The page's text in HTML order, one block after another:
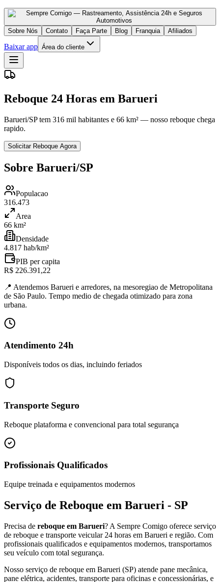
Sobre Nós Contato Faça Parte Blog Franquia Afiliados
Baixar app Área do cliente
Reboque 24 Horas em Barueri
Barueri/SP tem 316 mil habitantes e 66 km² — nosso reboque chega
rapido.
Solicitar Reboque Agora
Sobre Barueri/SP
Populacao
316.473
Area
66 km²
Densidade
4.817 hab/km²
PIB per capita
R$ 226.391,22
📍 Atendemos Barueri e arredores, na mesoregiao de Metropolitana
de São Paulo. Tempo medio de chegada otimizado para zona
urbana.
Atendimento 24h
Disponíveis todos os dias, incluindo feriados
Transporte Seguro
Reboque plataforma e convencional para total segurança
Profissionais Qualificados
Equipe treinada e equipamentos modernos
Serviço de Reboque em Barueri - SP
Precisa de reboque em Barueri? A Sempre Comigo oferece serviço
de reboque e transporte veicular 24 horas em Barueri e região. Com
profissionais qualificados e equipamentos modernos, transportamos
seu veículo com total segurança.
Nosso serviço de reboque em Barueri (SP) atende pane mecânica,
pane elétrica, acidentes, transporte para oficinas e concessionárias, e